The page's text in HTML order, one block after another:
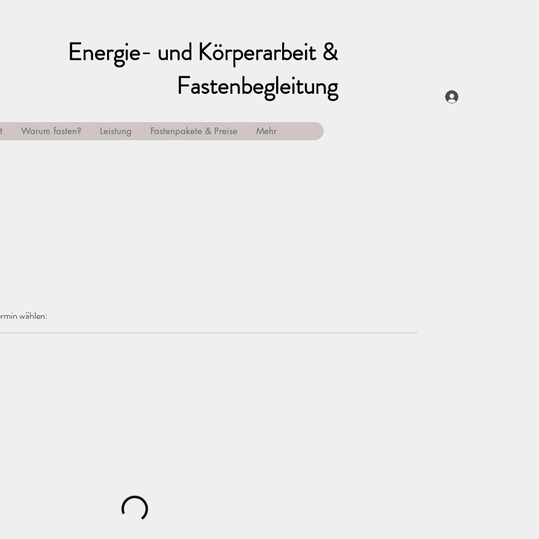
Energie- und Körperarbeit &
Fastenbegleitung
Warum fasten? Leistung Fastenpakete & Preise Mehr
wählen: